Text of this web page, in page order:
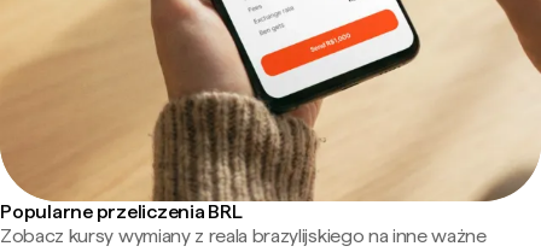
Popularne przeliczenia BRL
Zobacz kursy wymiany z reala brazylijskiego na inne ważne